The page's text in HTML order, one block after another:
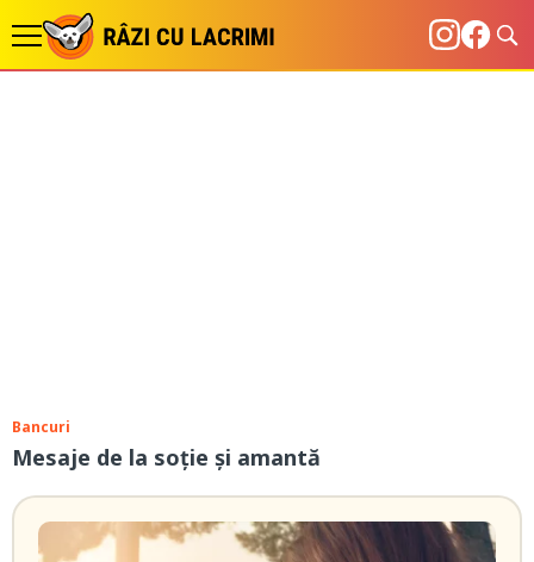
Bancuri
Mesaje de la soție și amantă